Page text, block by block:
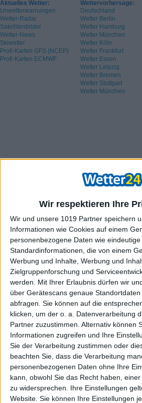
Wir respektieren Ihre
Wir und unsere 1019 Partner speichern
Informationen wie Cookies auf einem
personenbezogene Daten wie
Standardinformationen, die von einem
Werbung und Inhalte, Werbung und
Zielgruppenforschung und
werden.
Mit Ihrer Erlaubnis dürfen wir
über Gerätescans genaue
abfragen. Sie können auf die
klicken, um der o. a. Datenverarbeitung
Partner zuzustimmen. Alternativ können
Informationen zugreifen und Ihre
Sie der Verarbeitung zustimmen oder
beachten Sie, dass die Verarbeitung
personenbezogenen Daten ohne Ihre
kann, obwohl Sie das Recht haben,
zu widersprechen. Ihre Einstellungen
Website. Sie können Ihre Einstellungen
Aktuelles Wetter:
Unwetterwarnungen
Wetter-Radar
Satellitenbilder
Wetter-News
Skiwetter
Profi-Karten GFS (NCEP)
Profi-Karten ECMWF
Wettervorhersage:
Deutschland
Wetter Berlin
Wetter Hamburg
Wetter München
Wetter Köln
Wetter Frankfurt
Wetter Essen
Wetter Leipzig
Wetter Bremen
Wetter Stuttgart
Wetter München